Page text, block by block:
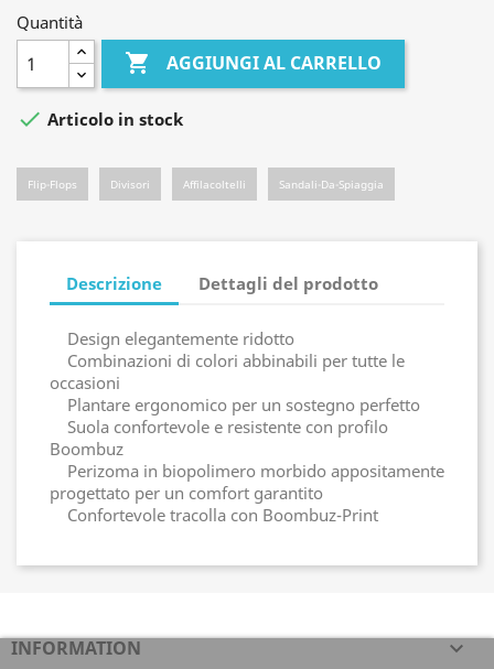
Quantità
 AGGIUNGI AL CARRELLO
 Articolo in stock
Flip-Flops Divisori Affilacoltelli Sandali-Da-Spiaggia
Descrizione Dettagli del prodotto
Design elegantemente ridotto
Combinazioni di colori abbinabili per tutte le
occasioni
Plantare ergonomico per un sostegno perfetto
Suola confortevole e resistente con profilo
Boombuz
Perizoma in biopolimero morbido appositamente
progettato per un comfort garantito
Confortevole tracolla con Boombuz-Print
INFORMATION 